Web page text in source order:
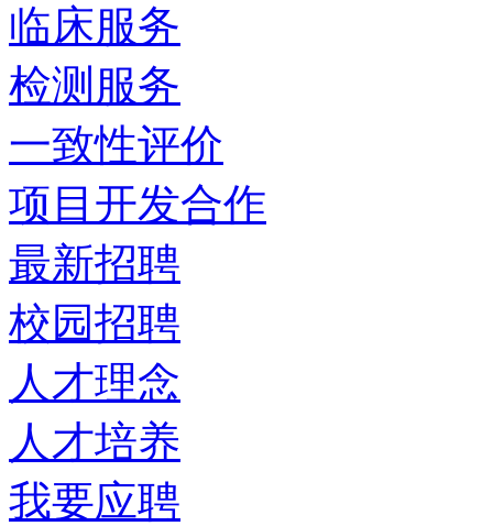
临床服务
检测服务
一致性评价
项目开发合作
最新招聘
校园招聘
人才理念
人才培养
我要应聘